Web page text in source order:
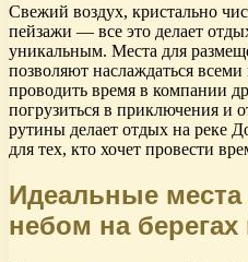
Свежий воздух, кристально
пейзажи — все это делает
уникальным. Места для
позволяют наслаждаться
проводить время в компании
погрузиться в приключения и
рутины делает отдых на реке
для тех, кто хочет провести
Идеальные
небом на